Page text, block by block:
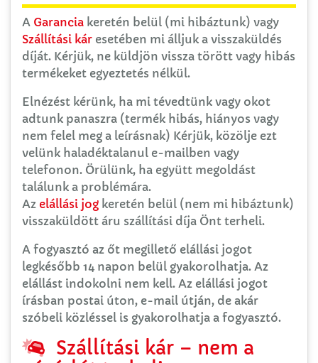
A Garancia keretén belül (mi hibáztunk) vagy
Szállítási kár esetében mi álljuk a visszaküldés
díját. Kérjük, ne küldjön vissza törött vagy hibás
termékeket egyeztetés nélkül.
Elnézést kérünk, ha mi tévedtünk vagy okot
adtunk panaszra (termék hibás, hiányos vagy
nem felel meg a leírásnak) Kérjük, közölje ezt
velünk haladéktalanul e-mailben vagy
telefonon. Örülünk, ha együtt megoldást
találunk a problémára.
Az elállási jog keretén belül (nem mi hibáztunk)
visszaküldött áru szállítási díja Önt terheli.
A fogyasztó az őt megillető elállási jogot
legkésőbb 14 napon belül gyakorolhatja. Az
elállást indokolni nem kell. Az elállási jogot
írásban postai úton, e-mail útján, de akár
szóbeli közléssel is gyakorolhatja a fogyasztó.
Szállítási kár – nem a